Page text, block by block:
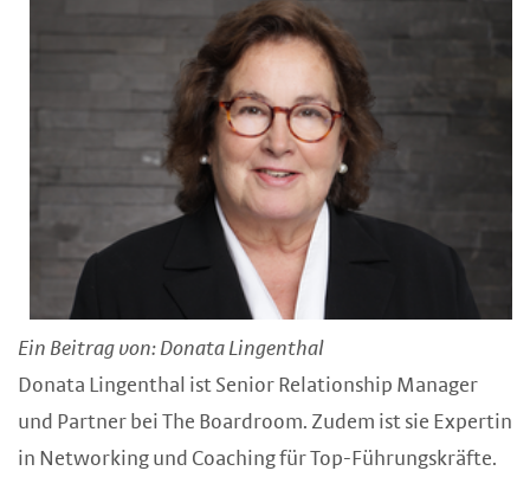
Ein Beitrag von: Donata Lingenthal
Donata Lingenthal ist Senior Relationship Manager
und Partner bei The Boardroom. Zudem ist sie Expertin
in Networking und Coaching für Top-Führungskräfte.